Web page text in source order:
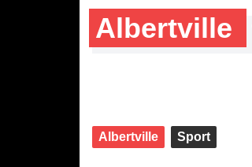
Albertville
Albertville Sport